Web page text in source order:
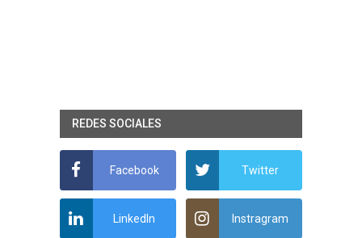
REDES SOCIALES
Facebook Twitter
LinkedIn Instragram